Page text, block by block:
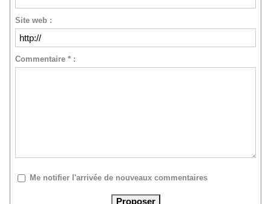
Site web :
Commentaire * :
Me notifier l'arrivée de nouveaux commentaires